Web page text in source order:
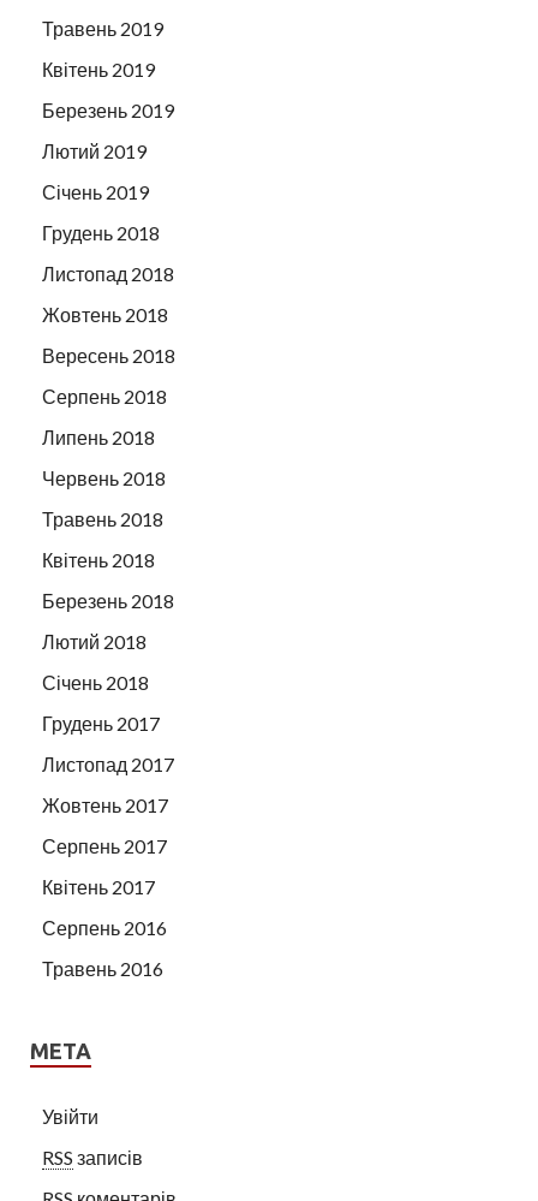
Травень 2019
Квітень 2019
Березень 2019
Лютий 2019
Січень 2019
Грудень 2018
Листопад 2018
Жовтень 2018
Вересень 2018
Серпень 2018
Липень 2018
Червень 2018
Травень 2018
Квітень 2018
Березень 2018
Лютий 2018
Січень 2018
Грудень 2017
Листопад 2017
Жовтень 2017
Серпень 2017
Квітень 2017
Серпень 2016
Травень 2016
МЕТА
Увійти
RSS записів